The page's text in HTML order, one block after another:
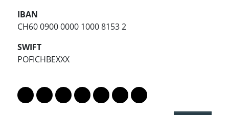
IBAN
CH60 0900 0000 1000 8153 2
SWIFT
POFICHBEXXX
Lien vers le profil Mastodon
Lien vers le profil Bluesky
Lien vers le profil Instagram
Lien vers le profil Linkedin
Lien vers le profil Facebook
Lien vers le profil Twitter
Partager par WhatsApp